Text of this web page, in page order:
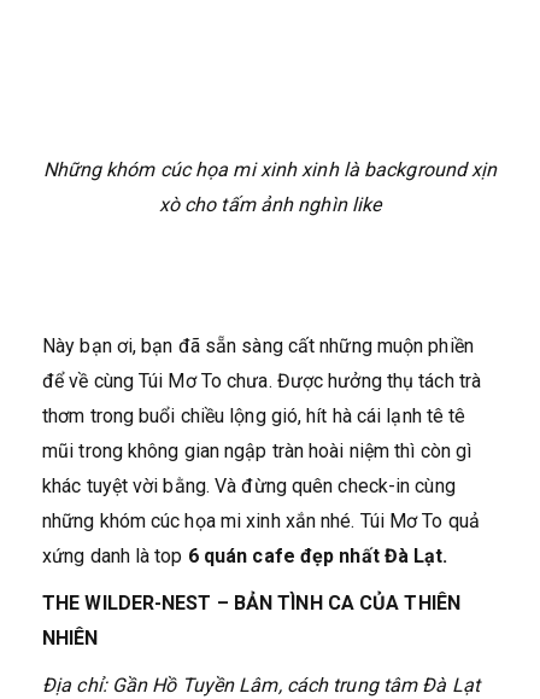
Những khóm cúc họa mi xinh xinh là background xịn
xò cho tấm ảnh nghìn like
Này bạn ơi, bạn đã sẵn sàng cất những muộn phiền
để về cùng Túi Mơ To chưa. Được hưởng thụ tách trà
thơm trong buổi chiều lộng gió, hít hà cái lạnh tê tê
mũi trong không gian ngập tràn hoài niệm thì còn gì
khác tuyệt vời bằng. Và đừng quên check-in cùng
những khóm cúc họa mi xinh xắn nhé. Túi Mơ To quả
xứng danh là top 6 quán cafe đẹp nhất Đà Lạt.
THE WILDER-NEST – BẢN TÌNH CA CỦA THIÊN
NHIÊN
Địa chỉ: Gần Hồ Tuyền Lâm, cách trung tâm Đà Lạt